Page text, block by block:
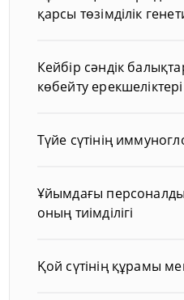
қарсы төзімділік
Кейбір сәндік
көбейту ерекшеліктері
Түйе сүтінің
Ұйымдағы
оның тиімділігі
Қой сүтінің құрамы